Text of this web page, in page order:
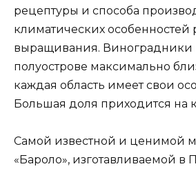
рецептуры и способа
климатических особенностей
выращивания. Виноградники
полуострове максимально
каждая область имеет свои
Большая доля приходится на
Самой известной и ценимой
«Бароло», изготавливаемой в